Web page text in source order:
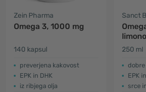
Zein Pharma
Omega 3, 1000 mg
140 kapsul
preverjena kakovost
EPK in DHK
iz ribjega olja
Sanct
limono
250 ml
EPK
srce